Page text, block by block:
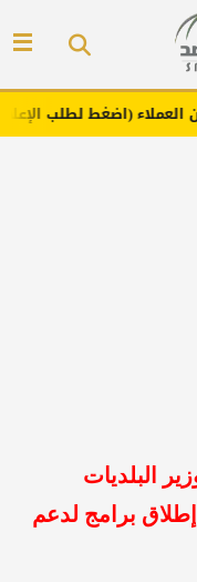
الإعلان)
البلديات
برامج لدعم